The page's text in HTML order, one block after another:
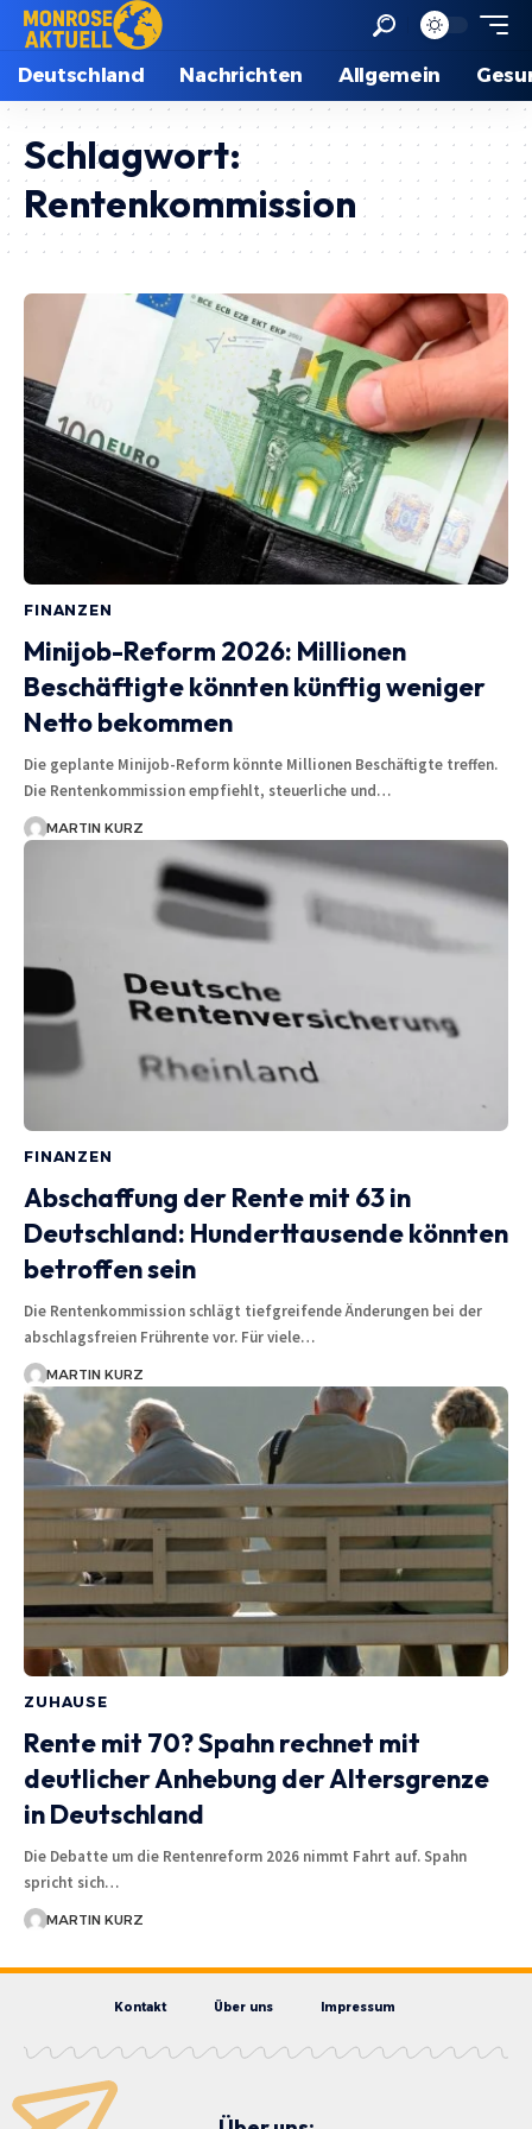
Deutschland Nachrichten Allgemein
Schlagwort:
Rentenkommission
FINANZEN
Minijob-Reform 2026: Millionen
Beschäftigte könnten künftig weniger
Netto bekommen
Die geplante Minijob-Reform könnte Millionen Beschäftigte treffen.
Die Rentenkommission empfiehlt, steuerliche und…
MARTIN KURZ
FINANZEN
Abschaffung der Rente mit 63 in
Deutschland: Hunderttausende könnten
betroffen sein
Die Rentenkommission schlägt tiefgreifende Änderungen bei der
abschlagsfreien Frührente vor. Für viele…
MARTIN KURZ
ZUHAUSE
Rente mit 70? Spahn rechnet mit
deutlicher Anhebung der Altersgrenze
in Deutschland
Die Debatte um die Rentenreform 2026 nimmt Fahrt auf. Spahn
spricht sich…
MARTIN KURZ
Kontakt Über uns Impressum